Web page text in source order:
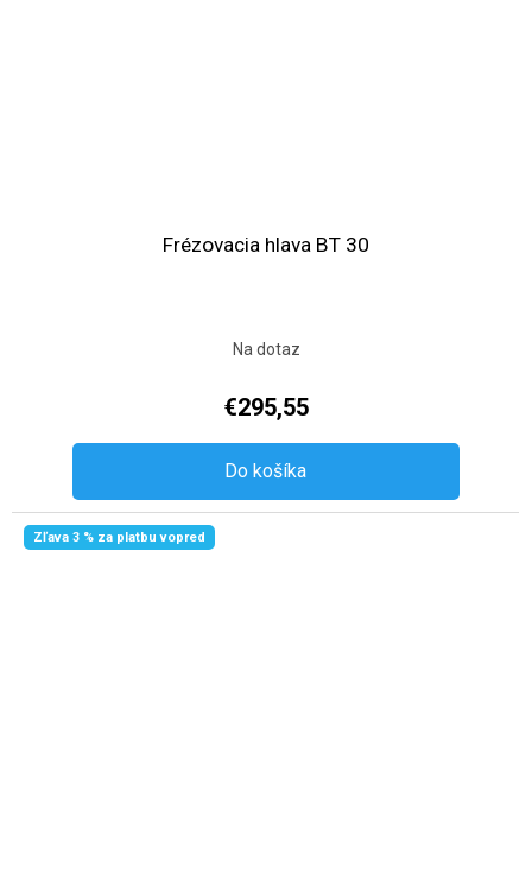
Frézovacia hlava BT 30
Na dotaz
€295,55
Do košíka
Zľava 3 % za platbu vopred